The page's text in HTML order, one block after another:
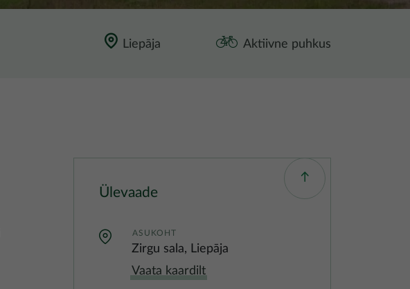
Liepāja Aktiivne puhkus
Ülevaade
ASUKOHT
Zirgu sala, Liepāja
Vaata kaardilt